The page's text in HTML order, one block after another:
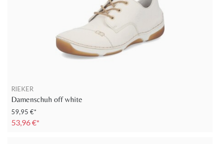
RIEKER
Damenschuh off white
59,95 €*
53,96 €*